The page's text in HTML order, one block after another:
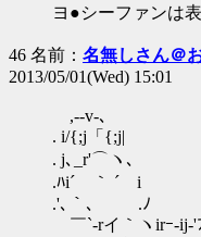
ヨ●シーファンは
46 名前： 名無しさん＠
2013/05/01(Wed) 15:01
,--v-､
. i/{;j「{;j|
. j､_r'⌒ヽ､
.ﾊi´ ｀ ´ i
.'､｀､ .ﾉ
￣`-rイ｀ヽirｰ-ij‐'